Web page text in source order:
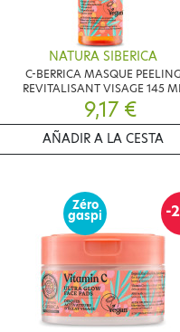
NATURA SIBERICA
C-BERRICA MASQUE PEELING
REVITALISANT VISAGE 145
9,17 €
AÑADIR A LA CESTA
-
Zéro
gaspi